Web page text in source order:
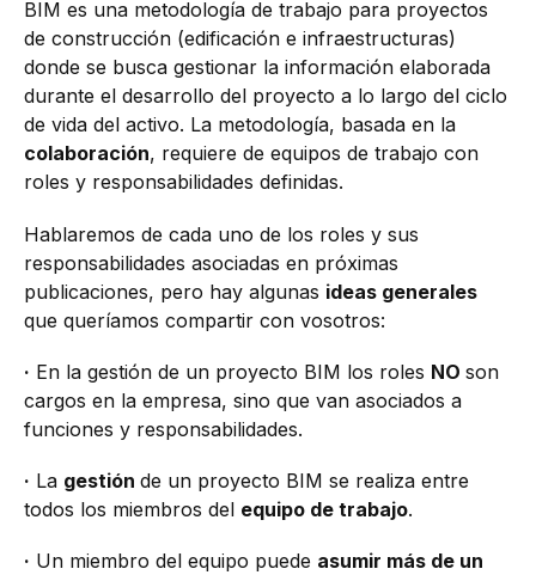
BIM es una metodología de trabajo para proyectos
de construcción (edificación e infraestructuras)
donde se busca gestionar la información elaborada
durante el desarrollo del proyecto a lo largo del ciclo
de vida del activo. La metodología, basada en la
colaboración, requiere de equipos de trabajo con
roles y responsabilidades definidas.
Hablaremos de cada uno de los roles y sus
responsabilidades asociadas en próximas
publicaciones, pero hay algunas ideas generales
que queríamos compartir con vosotros:
· En la gestión de un proyecto BIM los roles NO son
cargos en la empresa, sino que van asociados a
funciones y responsabilidades.
· La gestión de un proyecto BIM se realiza entre
todos los miembros del equipo de trabajo.
· Un miembro del equipo puede asumir más de un